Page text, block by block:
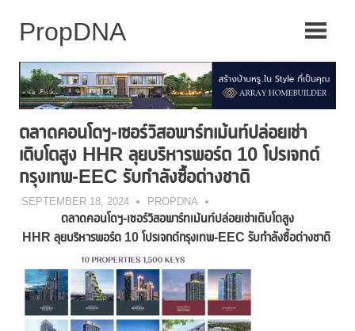
ตลาดคอนโดฯ-เซอร์วิสอพาร์ทเม้นท์ปล่อยเช่า
เติบโตสูง HHR ลุยบริหารพอร์ต 10 โปรเจกต์
กรุงเทพ-EEC รับกำลังซื้อต่างชาติ
SEPTEMBER 18, 2024 PROPDNA
ตลาดคอนโดฯ-เซอร์วิสอพาร์ทเม้นท์ปล่อยเช่าเติบโตสูง
HHR ลุยบริหารพอร์ต 10 โปรเจกต์กรุงเทพ-EEC รับกำลังซื้อต่างชาติ